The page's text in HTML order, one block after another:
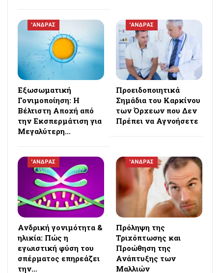
'ΑΝΔΡΑΣ
Εξωσωματική
Γονιμοποίηση: Η
Βέλτιστη Αποχή από
την Εκσπερμάτιση για
Μεγαλύτερη…
'ΑΝΔΡΑΣ
Προειδοποιητικά
Σημάδια του Καρκίνου
των Όρχεων που Δεν
Πρέπει να Αγνοήσετε
'ΑΝΔΡΑΣ
Ανδρική γονιμότητα &
ηλικία: Πώς η
εγωιστική φύση του
σπέρματος επηρεάζει
την…
'ΑΝΔΡΑΣ
Πρόληψη της
Τριχόπτωσης και
Προώθηση της
Ανάπτυξης των
Μαλλιών